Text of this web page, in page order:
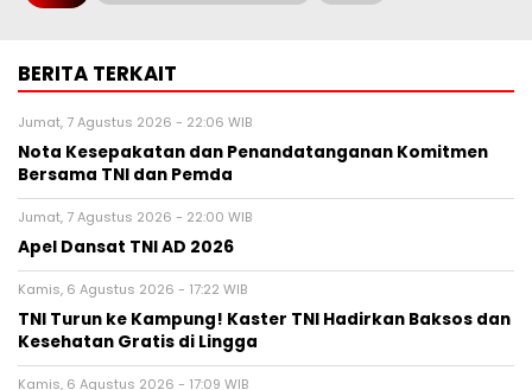
BERITA TERKAIT
Jumat, 7 Agustus 2026 - 22:06 WIB
Nota Kesepakatan dan Penandatanganan Komitmen
Bersama TNI dan Pemda
Jumat, 7 Agustus 2026 - 22:00 WIB
Apel Dansat TNI AD 2026
Kamis, 6 Agustus 2026 - 17:22 WIB
TNI Turun ke Kampung! Kaster TNI Hadirkan Baksos dan
Kesehatan Gratis di Lingga
Kamis, 6 Agustus 2026 - 17:09 WIB